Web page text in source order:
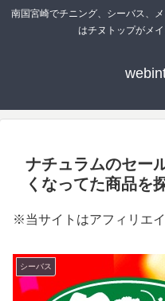
南国宮崎でチニング、シーバス、
はチヌトップがメ
ナチュラムのセー
くなってた商品を
※当サイトはアフィリエ
シーバス